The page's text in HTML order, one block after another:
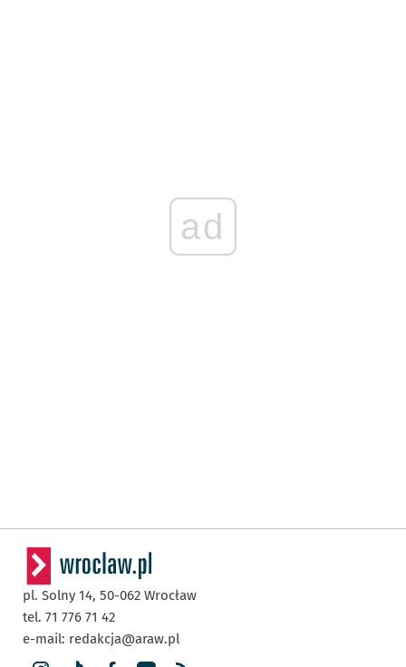
ad
pl. Solny 14, 50-062 Wrocław
tel. 71 776 71 42
e-mail: redakcja@araw.pl